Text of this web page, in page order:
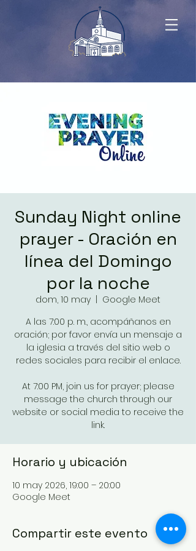
Sunday Night online
prayer - Oración en
línea del Domingo
por la noche
dom, 10 may
Google Meet
A las 7:00 p. m., acompáñanos en
oración; por favor envía un mensaje a
la iglesia a través del sitio web o
redes sociales para recibir el enlace.
At 7:00 PM, join us for prayer; please
message the church through our
website or social media to receive the
link.
Horario y ubicación
10 may 2026, 19:00 – 20:00
Google Meet
Compartir este evento